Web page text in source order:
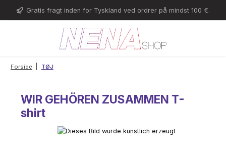
Gå til hovedindhold
Gratis fragt inden for Tyskland ved ordrer på mindst 100 €.
Forside TØJ
WIR GEHÖREN ZUSAMMEN T-
shirt
Spring over billedgalleri